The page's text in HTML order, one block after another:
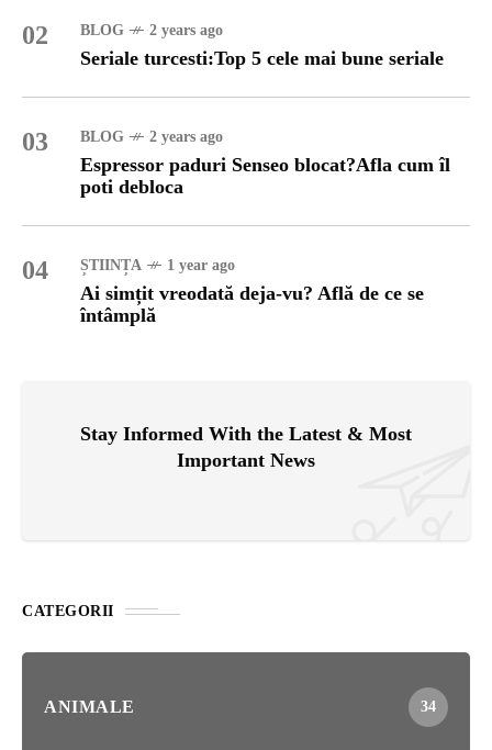
02 BLOG 2 years ago
Seriale turcesti:Top 5 cele mai bune seriale
03 BLOG 2 years ago
Espressor paduri Senseo blocat?Afla cum îl
poti debloca
04 ȘTIINȚA 1 year ago
Ai simțit vreodată deja-vu? Află de ce se
întâmplă
Stay Informed With the Latest & Most
Important News
CATEGORII
ANIMALE 34